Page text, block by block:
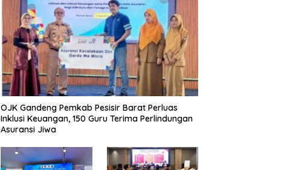
OJK Gandeng Pemkab Pesisir Barat Perluas
Inklusi Keuangan, 150 Guru Terima Perlindungan
Asuransi Jiwa